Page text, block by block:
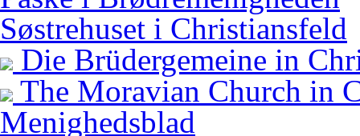
Søstrehuset i Christiansfeld
Die Brüdergemeine in
The Moravian Church in
Menighedsblad